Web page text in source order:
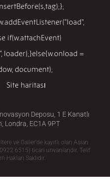
if(w.attachEvent)
loader);}else{w.onload =
document);
Site haritası
Deposu, 1 E Kanatlı
Londra, EC1A 9PT
ve Galler'de kayıtlı olan Asian
6515) ticari unvanlarıdır. Telif
Hakları Saklıdır.